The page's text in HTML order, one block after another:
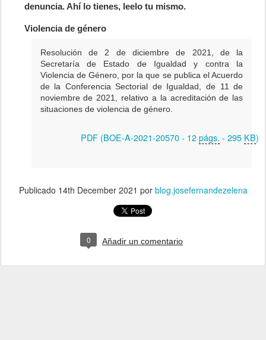
denuncia. Ahí lo tienes, leelo tu mismo.
Violencia de género
Resolución de 2 de diciembre de 2021, de la
Secretaría de Estado de Igualdad y contra la
Violencia de Género, por la que se publica el Acuerdo
de la Conferencia Sectorial de Igualdad, de 11 de
noviembre de 2021, relativo a la acreditación de las
situaciones de violencia de género.
PDF (BOE-A-2021-20570 - 12págs. - 295 KB)
Publicado 14th December 2021 por blog.josefernandezelena
0 Añadir un comentario